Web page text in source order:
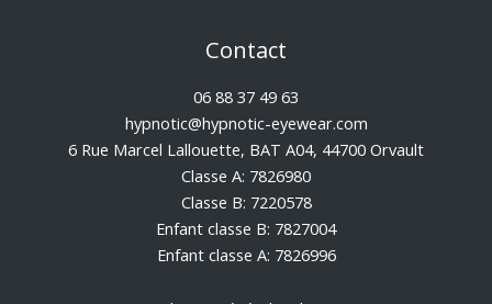
Contact
06 88 37 49 63
hypnotic@hypnotic-eyewear.com
6 Rue Marcel Lallouette, BAT A04, 44700 Orvault
Classe A: 7826980
Classe B: 7220578
Enfant classe B: 7827004
Enfant classe A: 7826996